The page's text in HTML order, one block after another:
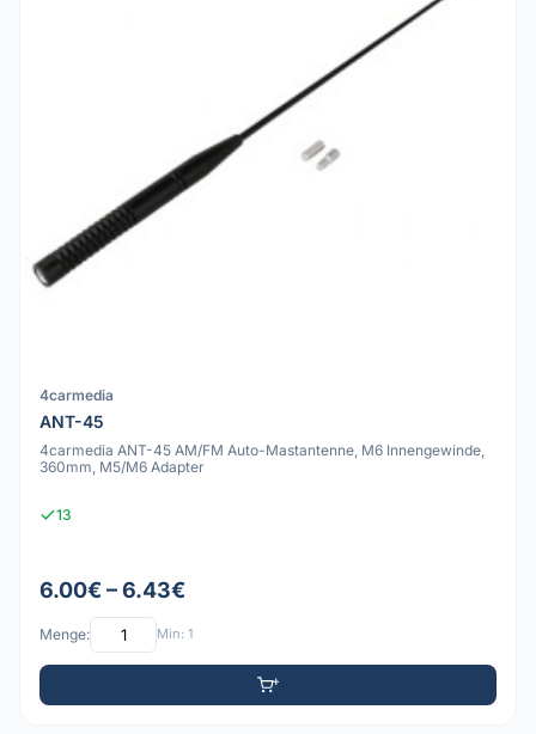
4carmedia
ANT-45
4carmedia ANT-45 AM/FM Auto-Mastantenne, M6 Innengewinde,
360mm, M5/M6 Adapter
13
6.00€ – 6.43€
Menge: Min: 1